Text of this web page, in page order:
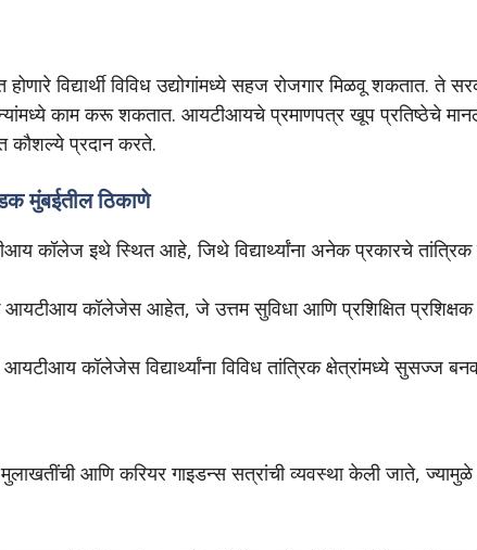
विद्यार्थी विविध उद्योगांमध्ये सहज रोजगार मिळवू शकतात. ते
काम करू शकतात. आयटीआयचे प्रमाणपत्र खूप प्रतिष्ठेचे
कौशल्ये प्रदान करते.
मुंबईतील ठिकाणे
कॉलेज इथे स्थित आहे, जिथे विद्यार्थ्यांना अनेक प्रकारचे तांत्रिक
कॉलेजेस आहेत, जे उत्तम सुविधा आणि प्रशिक्षित प्रशिक्षक
कॉलेजेस विद्यार्थ्यांना विविध तांत्रिक क्षेत्रांमध्ये सुसज्ज
मुलाखतींची आणि करियर गाइडन्स सत्रांची व्यवस्था केली जाते, ज्यामुळे